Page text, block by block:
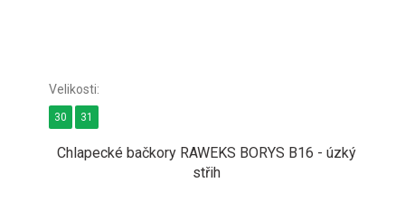
Chlapecké bačkory RAWEKS BORYS B16 - úzký
střih
30 31